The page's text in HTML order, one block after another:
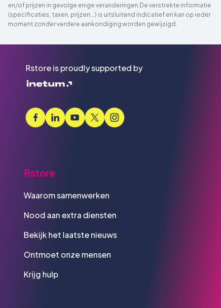
en/of prijzen in gevolge enige veranderingen.De verstrekte informatie
(specificaties, taxen, prijzen...) is uitsluitend indicatief en kan op ieder
moment zonder verdere aankondiging worden gewijzigd.
Rstore is proudly supported by
Rstore
Waarom samenwerken
Nood aan extra diensten
Bekijk het laatste nieuws
Ontmoet onze mensen
Krijg hulp